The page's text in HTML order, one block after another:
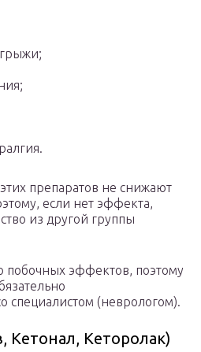
препаратов не снижают
если нет эффекта,
из другой группы
побочных эффектов, поэтому
специалистом (неврологом).
Кетонал, Кеторолак)